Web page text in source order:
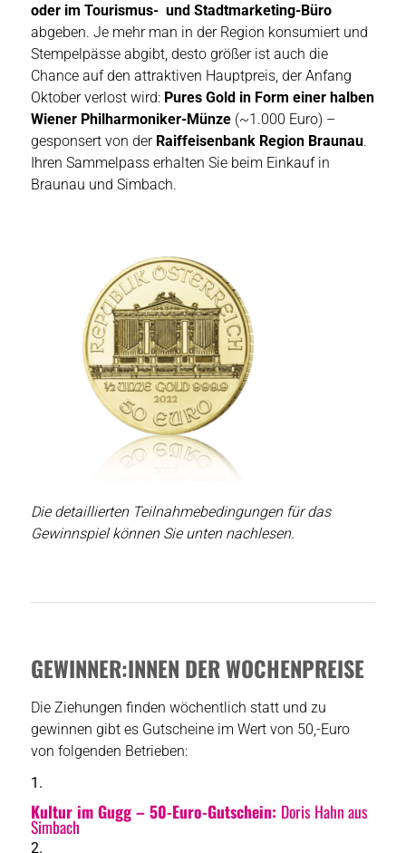
oder im Tourismus- und Stadtmarketing-Büro
abgeben. Je mehr man in der Region konsumiert und
Stempelpässe abgibt, desto größer ist auch die
Chance auf den attraktiven Hauptpreis, der Anfang
Oktober verlost wird: Pures Gold in Form einer halben
Wiener Philharmoniker-Münze(~1.000 Euro) –
gesponsert von der Raiffeisenbank Region Braunau.
Ihren Sammelpass erhalten Sie beim Einkauf in
Braunau und Simbach.
Die detaillierten Teilnahmebedingungen für das
Gewinnspiel können Sie unten nachlesen.
GEWINNER:INNEN DER WOCHENPREISE
Die Ziehungen finden wöchentlich statt und zu
gewinnen gibt es Gutscheine im Wert von 50,-Euro
von folgenden Betrieben:
Kultur im Gugg – 50-Euro-Gutschein: Doris Hahn aus
Simbach